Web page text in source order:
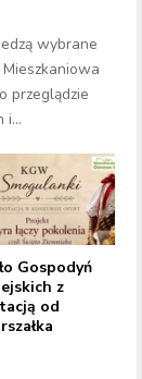
wybrane
przeglądzie
i...
Gospodyń
z
od